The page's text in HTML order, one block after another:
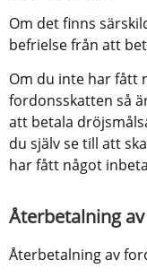
Om det finns
befrielse från att
Om du inte har fått
fordonsskatten så
att betala
du själv se till att
har fått något
Återbetalning
Återbetalning av